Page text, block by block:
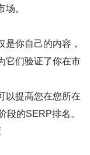
。
你自己的内容，
它们验证了你在市
以提高您在您所在
段的SERP排名。